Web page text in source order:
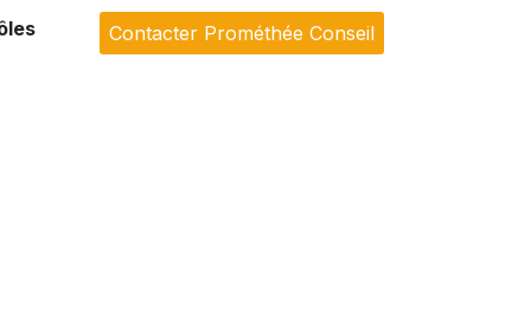
Contacter Prométhée Conseil